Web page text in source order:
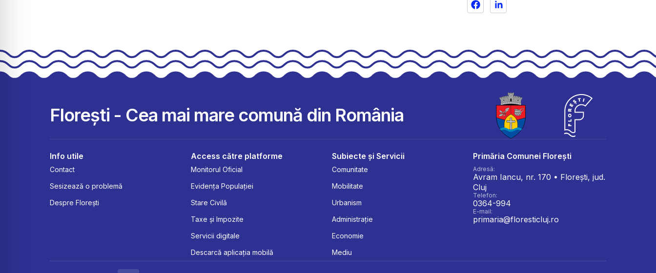
Florești - Cea mai mare comună din România
Info utile
Contact
Sesizează o problemă
Despre Florești
Access către platforme
Monitorul Oficial
Evidența Populației
Stare Civilă
Taxe și Impozite
Servicii digitale
Descarcă aplicația mobilă
Subiecte și Servicii
Comunitate
Mobilitate
Urbanism
Administrație
Economie
Mediu
Primăria Comunei Florești
Adresă:
Avram Iancu, nr. 170 • Florești, jud.
Cluj
Telefon:
0364-994
E-mail:
primaria@floresticluj.ro